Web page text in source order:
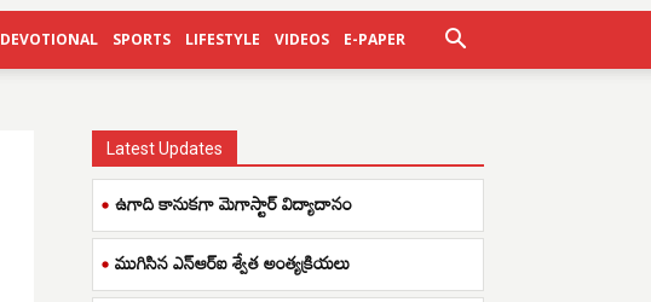
DEVOTIONAL SPORTS LIFESTYLE VIDEOS E-PAPER
Latest Updates
ఉగాది కానుకగా మెగాస్టార్ విద్యాదానం
ముగిసిన ఎన్ఆర్ఐ శ్వేత అంత్యక్రియలు